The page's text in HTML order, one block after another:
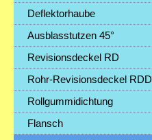
Deflektorhaube
Ausblasstutzen 45°
Revisionsdeckel RD
Rohr-Revisionsdeckel RDD
Rollgummidichtung
Flansch